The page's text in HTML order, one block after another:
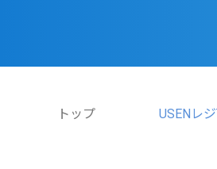
トップ USENレ